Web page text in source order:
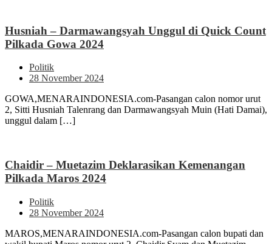
Husniah – Darmawangsyah Unggul di Quick Count
Pilkada Gowa 2024
Politik
28 November 2024
GOWA,MENARAINDONESIA.com-Pasangan calon nomor urut
2, Sitti Husniah Talenrang dan Darmawangsyah Muin (Hati Damai),
unggul dalam […]
Chaidir – Muetazim Deklarasikan Kemenangan
Pilkada Maros 2024
Politik
28 November 2024
MAROS,MENARAINDONESIA.com-Pasangan calon bupati dan